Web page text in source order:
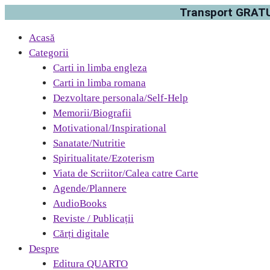
Transport
Acasă
Categorii
Carti in limba engleza
Carti in limba romana
Dezvoltare personala/Self-Help
Memorii/Biografii
Motivational/Inspirational
Sanatate/Nutritie
Spiritualitate/Ezoterism
Viata de Scriitor/Calea catre Carte
Agende/Plannere
AudioBooks
Reviste / Publicații
Cărți digitale
Despre
Editura QUARTO